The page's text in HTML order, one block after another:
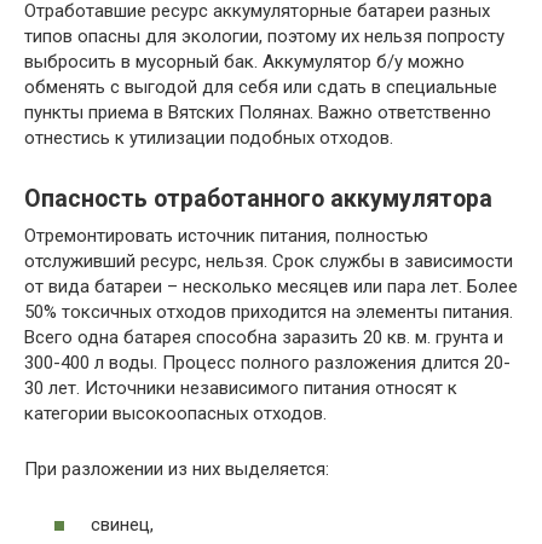
Отработавшие ресурс аккумуляторные батареи разных
типов опасны для экологии, поэтому их нельзя попросту
выбросить в мусорный бак. Аккумулятор б/у можно
обменять с выгодой для себя или сдать в специальные
пункты приема в Вятских Полянах. Важно ответственно
отнестись к утилизации подобных отходов.
Опасность отработанного аккумулятора
Отремонтировать источник питания, полностью
отслуживший ресурс, нельзя. Срок службы в зависимости
от вида батареи – несколько месяцев или пара лет. Более
50% токсичных отходов приходится на элементы питания.
Всего одна батарея способна заразить 20 кв. м. грунта и
300-400 л воды. Процесс полного разложения длится 20-
30 лет. Источники независимого питания относят к
категории высокоопасных отходов.
При разложении из них выделяется:
свинец,